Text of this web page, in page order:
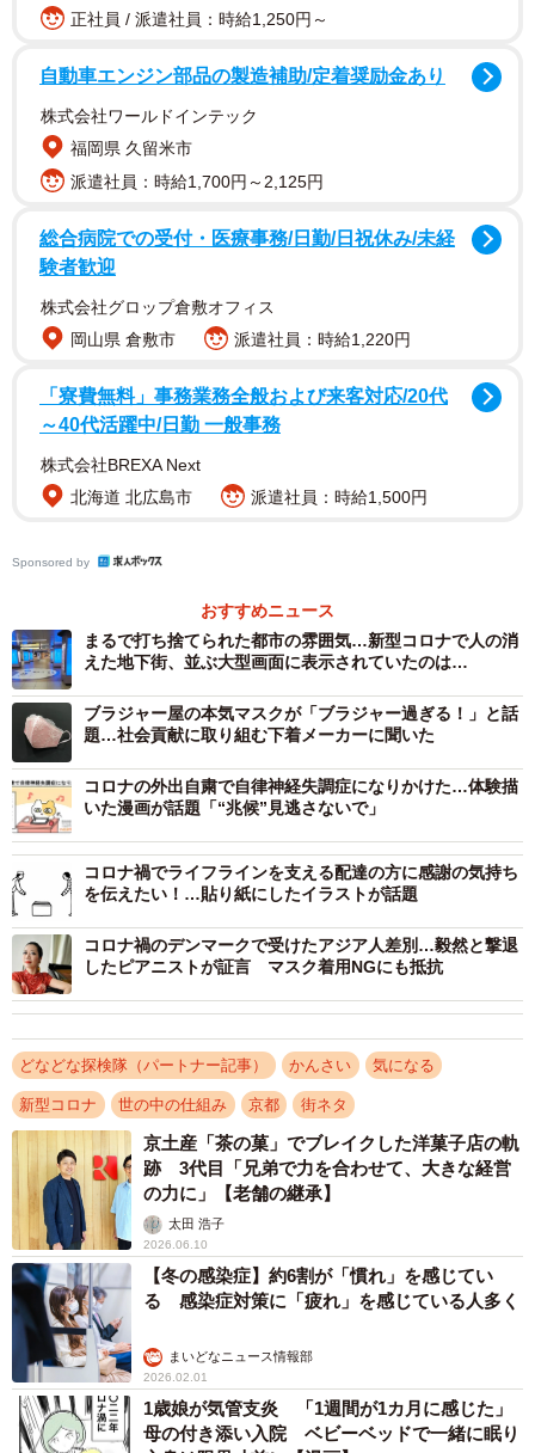
喫煙所には入れないはずなのに、内部には吸い殻が一つ
落ちていた。周辺で吸って投げ入れたのだろうか。近くを
歩くと、たばこの空き箱も放置されていた。
八条口２階の陸橋にある喫煙所も同様に封鎖されていた
ものの、喫煙所そばの路上に吸い殻が１０個ほど散らばっ
ていた。写真を撮っていると、若い男性２人組が近づいて
きた。ここでたばこを吸いたいようだ。
２人のうち１人に話を聞くと、大阪府在住の２０代の学
（過料）だし」不満を漏らした。
喫煙所外で我慢できず吸う人は多いようで、この日足を
運んだ京都駅周辺の公設喫煙所８カ所の大半で吸い殻やご
域に指定されている。区域内では路上喫煙等監視指導員が
巡回しており、喫煙が見つかると千円が徴収される。
市くらし安全推進課は、喫煙所周辺に吸い殻が散乱して
いる現状を「把握している」というが、現時点では喫煙所
の閉鎖の見直しを含め、特段の対策は考えていないとして
いる。
▼どなどな探検隊 パートナー協定について
まいどなニュースはオンデマンド調査報道の充実に
向けて、北海道新聞、東奥日報、岩手日報、河北新
報、東京新聞、新潟日報、信濃毎日新聞、中日新聞東
海本社、福井新聞、京都新聞、神戸新聞、中国新聞、
徳島新聞、テレビ西日本、エフエム福岡、琉球新報と
連携協定を結んでいます。 「どなどな探検隊」に寄
せられる取材リクエストのうち、取材対象地域外に関
するものなどは各社と情報を共有。北海道新聞の「み
んなで探る ぶんぶん特報班」、 東奥日報の「あなた
の声から『フカボリ』取材班」、 岩手日報の「特命
記者-あなたの疑問、徹底解明-」、 河北新報の「読者
とともに 特別報道室」、 東京新聞の「ニュースあ
なた発」、 新潟日報の「もっと あなたに―特別報道
班」、信濃毎日新聞の「声のチカラ」、 中日新聞東
海本社の「Your Scoop みんなの『？』取材班」、福
井新聞の「みんなで発掘 ふくい特報班」、 京都新
正社員 / 派遣社員：時給1,250円～
自動車エンジン部品の製造補助/定着奨励金あり
株式会社ワールドインテック
福岡県 久留米市
派遣社員：時給1,700円～2,125円
総合病院での受付・医療事務/日勤/日祝休み/未経
験者歓迎
株式会社グロップ倉敷オフィス
岡山県 倉敷市
派遣社員：時給1,220円
「寮費無料」事務業務全般および来客対応/20代
～40代活躍中/日勤 一般事務
株式会社BREXA Next
北海道 北広島市
派遣社員：時給1,500円
Sponsored by
おすすめニュース
まるで打ち捨てられた都市の雰囲気…新型コロナで人の消
えた地下街、並ぶ大型画面に表示されていたのは…
ブラジャー屋の本気マスクが「ブラジャー過ぎる！」と話
題…社会貢献に取り組む下着メーカーに聞いた
コロナの外出自粛で自律神経失調症になりかけた…体験描
いた漫画が話題「“兆候”見逃さないで」
コロナ禍でライフラインを支える配達の方に感謝の気持ち
を伝えたい！…貼り紙にしたイラストが話題
コロナ禍のデンマークで受けたアジア人差別…毅然と撃退
したピアニストが証言 マスク着用NGにも抵抗
どなどな探検隊（パートナー記事） かんさい 気になる
新型コロナ 世の中の仕組み 京都 街ネタ
京土産「茶の菓」でブレイクした洋菓子店の軌
跡 3代目「兄弟で力を合わせて、大きな経営
の力に」【老舗の継承】
太田 浩子
2026.06.10
【冬の感染症】約6割が「慣れ」を感じてい
る 感染症対策に「疲れ」を感じている人多く
まいどなニュース情報部
2026.02.01
1歳娘が気管支炎 「1週間が1カ月に感じた」
母の付き添い入院 ベビーベッドで一緒に眠り